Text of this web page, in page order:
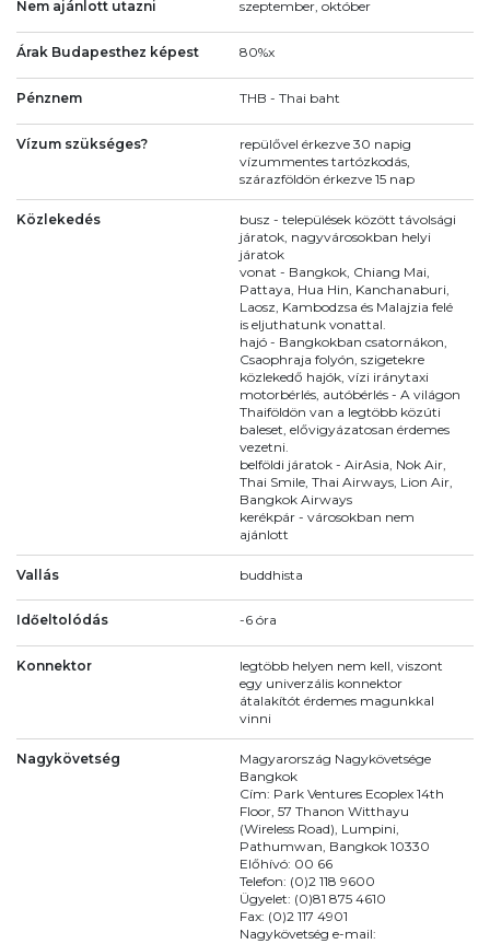
Nem ajánlott utazni szeptember, október
Árak Budapesthez képest 80%x
Pénznem THB - Thai baht
Vízum szükséges?
repülővel érkezve 30 napig
vízummentes tartózkodás,
szárazföldön érkezve 15 nap
Közlekedés
busz - települések között távolsági
járatok, nagyvárosokban helyi
járatok
vonat - Bangkok, Chiang Mai,
Pattaya, Hua Hin, Kanchanaburi,
Laosz, Kambodzsa és Malajzia felé
is eljuthatunk vonattal.
hajó - Bangkokban csatornákon,
Csaophraja folyón, szigetekre
közlekedő hajók, vízi iránytaxi
motorbérlés, autóbérlés - A világon
Thaiföldön van a legtöbb közúti
baleset, elővigyázatosan érdemes
vezetni.
belföldi járatok - AirAsia, Nok Air,
Thai Smile, Thai Airways, Lion Air,
Bangkok Airways
kerékpár - városokban nem
ajánlott
Vallás buddhista
Időeltolódás -6 óra
Konnektor
legtöbb helyen nem kell, viszont
egy univerzális konnektor
átalakítót érdemes magunkkal
vinni
Nagykövetség
Magyarország Nagykövetsége
Bangkok
Cím: Park Ventures Ecoplex 14th
Floor, 57 Thanon Witthayu
(Wireless Road), Lumpini,
Pathumwan, Bangkok 10330
Előhívó: 00 66
Telefon: (0)2 118 9600
Ügyelet: (0)81 875 4610
Fax: (0)2 117 4901
Nagykövetség e-mail: